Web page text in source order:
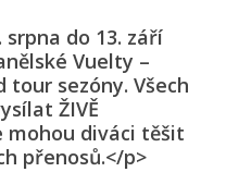
srpna do 13. září
Vuelty –
sezóny. Všech
ŽIVĚ
mohou diváci těšit
přenosů.</p>